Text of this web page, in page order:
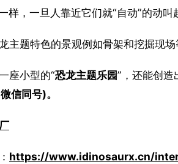
，一旦人靠近它们就“自动”的动叫
主题特色的景观例如骨架和挖掘现场
座小型的“恐龙主题乐园”，还能创造
信同号)。
https://www.idinosaurx.cn/